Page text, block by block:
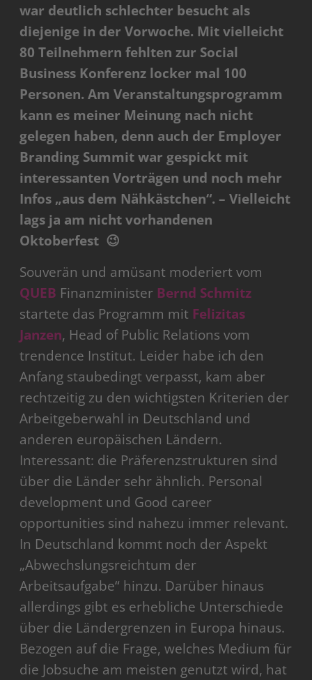
war deutlich schlechter besucht als
diejenige in der Vorwoche. Mit vielleicht
80 Teilnehmern fehlten zur Social
Business Konferenz locker mal 100
Personen. Am Veranstaltungsprogramm
kann es meiner Meinung nach nicht
gelegen haben, denn auch der Employer
Branding Summit war gespickt mit
interessanten Vorträgen und noch mehr
Infos „aus dem Nähkästchen“. – Vielleicht
lags ja am nicht vorhandenen
Oktoberfest 😉
Souverän und amüsant moderiert vom
QUEB Finanzminister Bernd Schmitz
startete das Programm mit Felizitas
Janzen, Head of Public Relations vom
trendence Institut. Leider habe ich den
Anfang staubedingt verpasst, kam aber
rechtzeitig zu den wichtigsten Kriterien der
Arbeitgeberwahl in Deutschland und
anderen europäischen Ländern.
Interessant: die Präferenzstrukturen sind
über die Länder sehr ähnlich. Personal
development und Good career
opportunities sind nahezu immer relevant.
In Deutschland kommt noch der Aspekt
„Abwechslungsreichtum der
Arbeitsaufgabe“ hinzu. Darüber hinaus
allerdings gibt es erhebliche Unterschiede
über die Ländergrenzen in Europa hinaus.
Bezogen auf die Frage, welches Medium für
die Jobsuche am meisten genutzt wird, hat